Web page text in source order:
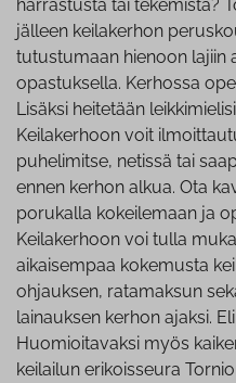
harrastusta tai tekemistä?
jälleen keilakerhon
tutustumaan hienoon lajiin
opastuksella. Kerhossa
Lisäksi heitetään
Keilakerhoon voit
puhelimitse, netissä tai
ennen kerhon alkua. Ota
porukalla kokeilemaan ja
Keilakerhoon voi tulla
aikaisempaa kokemusta
ohjauksen, ratamaksun
lainauksen kerhon ajaksi.
Huomioitavaksi myös
keilailun erikoisseura